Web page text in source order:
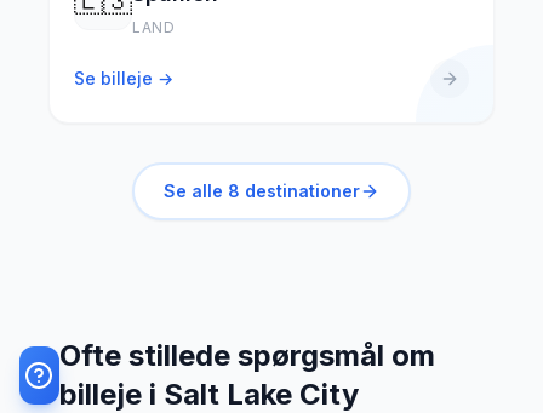
LAND
Se billeje →
Se alle 8 destinationer
Ofte stillede spørgsmål om
billeje i Salt Lake City